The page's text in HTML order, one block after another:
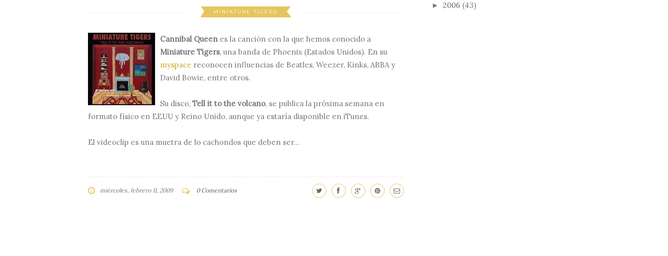
MINIATURE TIGERS
Cannibal Queenes la canción con la que hemos conocido a
Miniature Tigers, una banda de Phoenix (Estados Unidos). En su
myspace reconocen influencias de Beatles, Weezer, Kinks, ABBA y
David Bowie, entre otros.
Su disco, Tell it to the volcano, se publica la próxima semana en
formato físico en EEUU y Reino Unido, aunque ya estaría disponible en iTunes.
El videoclip es una muetra de lo cachondos que deben ser...
miércoles, febrero 11, 2009 0 Comentarios
► 2006 (43)